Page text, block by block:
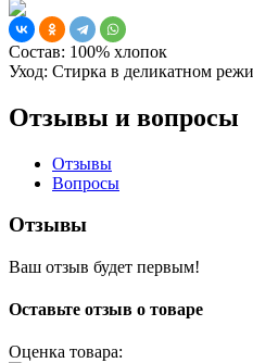
Состав: 100% хлопок
Уход: Стирка в деликатном
Отзывы и вопросы
Отзывы
Вопросы
Отзывы
Ваш отзыв будет первым!
Оставьте отзыв о товаре
Оценка товара: